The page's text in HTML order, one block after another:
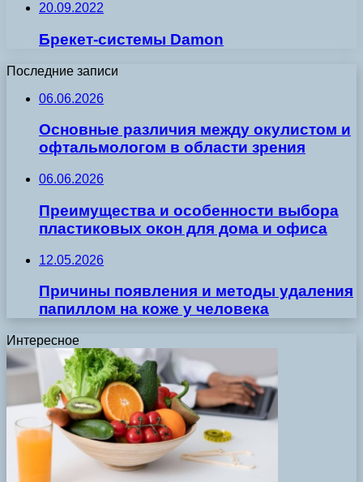
20.09.2022
Брекет-сиcтемы Damon
Последние записи
06.06.2026
Основные различия между окулистом и
офтальмологом в области зрения
06.06.2026
Преимущества и особенности выбора
пластиковых окон для дома и офиса
12.05.2026
Причины появления и методы удаления
папиллом на коже у человека
Интересное